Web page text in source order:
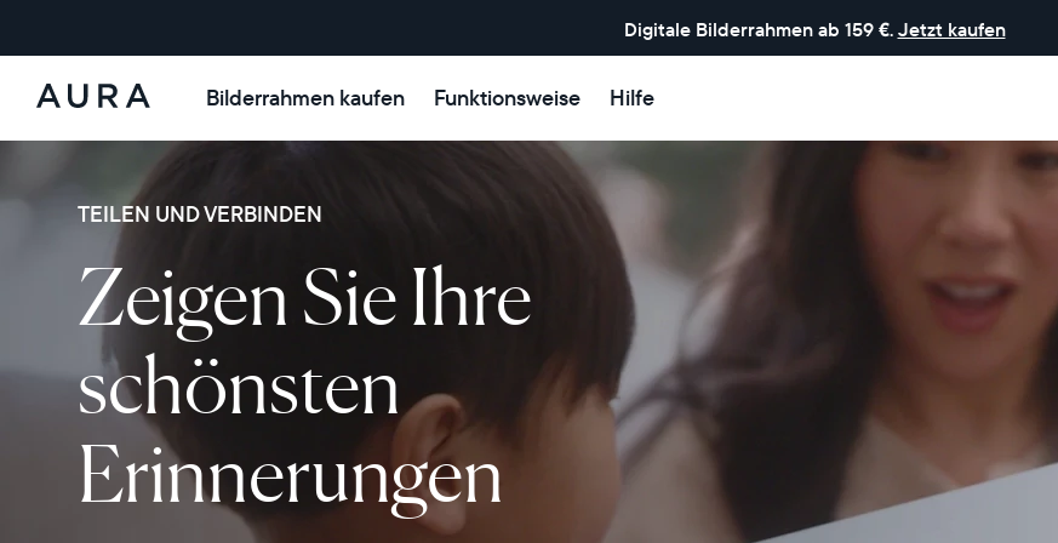
Digitale Bilderrahmen ab 159 €. Jetzt kaufen
Aura-
Bilderrahmen kaufen Funktionsweise Hilfe
TEILEN UND VERBINDEN
Zeigen Sie Ihre
schönsten
Erinnerungen